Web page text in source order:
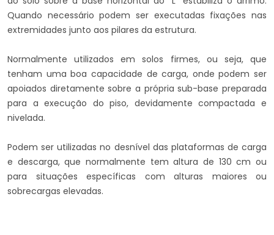
Quando necessário podem ser executadas fixações nas
extremidades junto aos pilares da estrutura.
Normalmente utilizados em solos firmes, ou seja, que
tenham uma boa capacidade de carga, onde podem ser
apoiados diretamente sobre a própria sub-base preparada
para a execução do piso, devidamente compactada e
nivelada.
Podem ser utilizadas no desnível das plataformas de carga
e descarga, que normalmente tem altura de 130 cm ou
para situações específicas com alturas maiores ou
sobrecargas elevadas.